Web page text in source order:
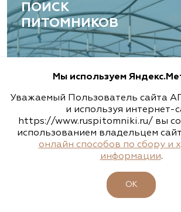
ПОИСК
ПИТОМНИКОВ
Мы используем
Уважаемый Пользователь сайта
и используя интернет-
https://www.ruspitomniki.ru/ вы
использованием владельцем
онлайн способов по сбору и
информации.
ОК